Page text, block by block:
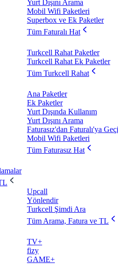
Yurt Dışını Arama
Mobil Wifi Paketleri
Superbox ve Ek Paketler
Tüm Faturalı Hat
Turkcell Rahat Paketler
Turkcell Rahat Ek Paketler
Tüm Turkcell Rahat
Ana Paketler
Ek Paketler
Yurt Dışında Kullanım
Yurt Dışını Arama
Faturasız'dan Faturalı'ya
Mobil Wifi Paketleri
Tüm Faturasız Hat
Upcall
Yönlendir
Turkcell Şimdi Ara
Tüm Arama, Fatura ve TL
TV+
fizy
GAME+